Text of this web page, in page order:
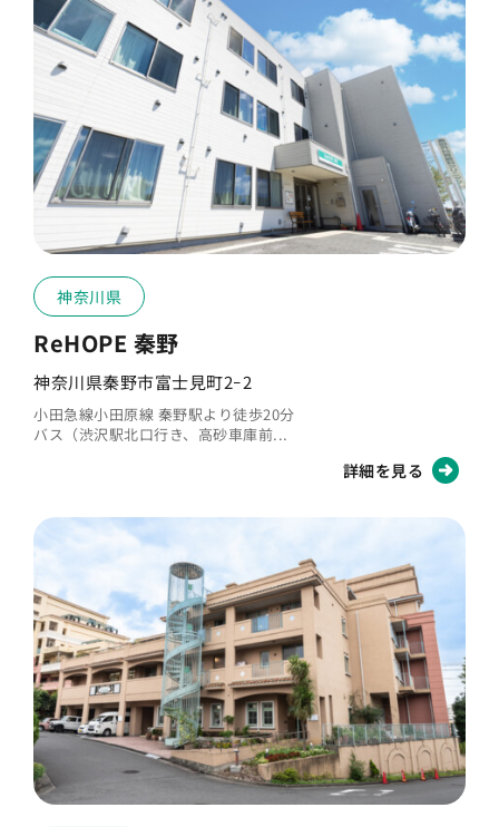
Q ペットとの面会はできますか？
Q 飲酒は可能ですか？
Q 喫煙は可能ですか？
神奈川県
ReHOPE 秦野
神奈川県秦野市富士見町2ｰ2
小田急線小田原線 秦野駅より徒歩20分
バス（渋沢駅北口行き、高砂車庫前...
詳細を見る